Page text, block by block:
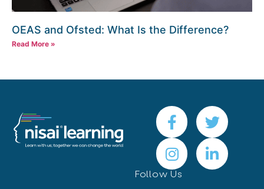
OEAS and Ofsted: What Is the Difference?
Read More »
Follow Us